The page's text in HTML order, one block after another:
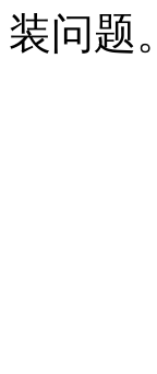
装问题。